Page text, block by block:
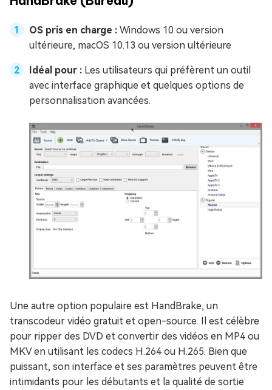
OS pris en charge : Windows 10 ou version
ultérieure, macOS 10.13 ou version ultérieure
Idéal pour : Les utilisateurs qui préfèrent un outil
avec interface graphique et quelques options de
personnalisation avancées.
Une autre option populaire est HandBrake, un
transcodeur vidéo gratuit et open-source. Il est célèbre
pour ripper des DVD et convertir des vidéos en MP4 ou
MKV en utilisant les codecs H.264 ou H.265. Bien que
puissant, son interface et ses paramètres peuvent être
intimidants pour les débutants et la qualité de sortie